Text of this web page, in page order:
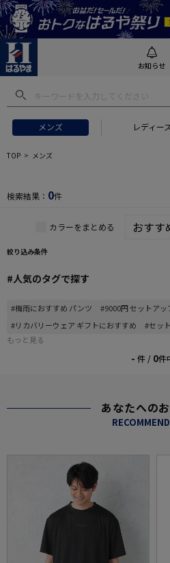
お知らせ
メンズ レディース
フトにおすすめ #セットアップ スー
TOP メンズ
検索結果： 0件
カラーをまとめる
絞り込み条件
#人気のタグで探す
#梅雨におすすめ パンツ
#9000円 セットアッ
#リカバリーウェア ギフトにおすすめ
#セッ
もっと見る
- 件 / 0件
あなたへの